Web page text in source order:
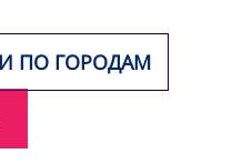
ПО ГОРОДАМ